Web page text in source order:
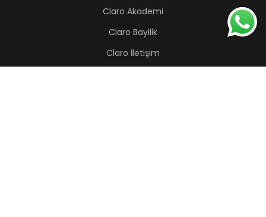
Claro Akademi
Claro Bayilik
Claro İletişim